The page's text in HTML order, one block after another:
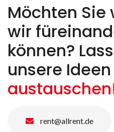
Möchten Sie
wir
können?
unsere Ideen
rent@allrent.de